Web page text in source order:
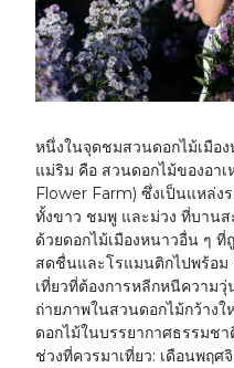
หนึ่งในจุดชมสวนดอกไม้เมือ
แม่ริม คือ สวนดอกไม้ของอา
Flower Farm) ซึ่งเป็นแหล่ง
ทั้งขาว ชมพู และม่วง ที่บานส
ด้วยดอกไม้เมืองหนาวอื่น ๆ
สดชื่นและโรแมนติกไปพร้อม
เที่ยวที่ต้องการหลีกหนีความวุ่
ถ่ายภาพในสวนดอกไม้กว้าง
ดอกไม้ในบรรยากาศธรรมชา
ช่วงที่ควรมาเที่ยว: เดือนพฤศ